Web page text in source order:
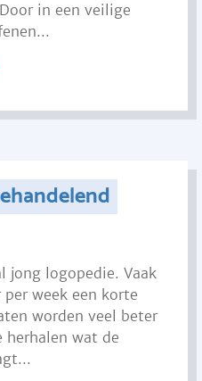
in een veilige
jong logopedie. Vaak
week een korte
worden veel beter
herhalen wat de